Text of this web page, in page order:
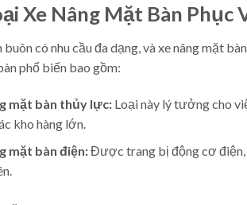
Xe Nâng Mặt Bàn Phục
buôn có nhu cầu đa dạng, và xe nâng mặt
phổ biến bao gồm:
mặt bàn thủy lực:Loại này lý tưởng cho
kho hàng lớn.
mặt bàn điện:Được trang bị động cơ điện,